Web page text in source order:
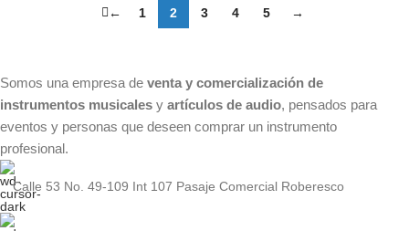
← 1 2 3 4 5 →
Somos una empresa de venta y comercialización de
instrumentos musicales y artículos de audio, pensados para
eventos y personas que deseen comprar un instrumento
profesional.
Calle 53 No. 49-109 Int 107 Pasaje Comercial Roberesco